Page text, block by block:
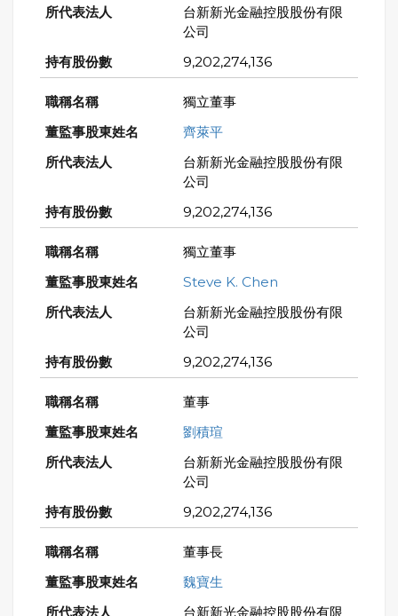
台新新光金融控股股份有限
公司
9,202,274,136
獨立董事
齊萊平
台新新光金融控股股份有限
公司
9,202,274,136
獨立董事
Steve K. Chen
台新新光金融控股股份有限
公司
9,202,274,136
董事
劉積瑄
台新新光金融控股股份有限
公司
9,202,274,136
董事長
魏寶生
台新新光金融控股股份有限